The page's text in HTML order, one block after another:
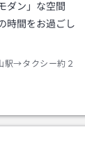
ダン」な空間
時間をお過ごし
駅→タクシー約２